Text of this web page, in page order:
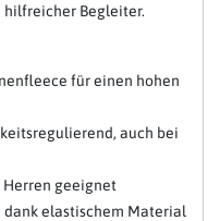
hilfreicher Begleiter.
für einen hohen
auch bei
Herren geeignet
dank elastischem Material